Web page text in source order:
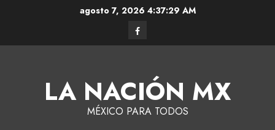
agosto 7, 2026 4:37:30 AM
LA NACIÓN MX
MÉXICO PARA TODOS